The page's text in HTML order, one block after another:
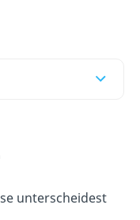
unterscheidest